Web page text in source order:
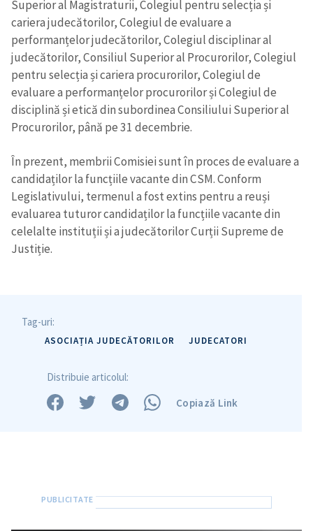
Superior al Magistraturii, Colegiul pentru selecția și
cariera judecătorilor, Colegiul de evaluare a
performanțelor judecătorilor, Colegiul disciplinar al
judecătorilor, Consiliul Superior al Procurorilor, Colegiul
pentru selecția și cariera procurorilor, Colegiul de
evaluare a performanțelor procurorilor și Colegiul de
disciplină și etică din subordinea Consiliului Superior al
Procurorilor, până pe 31 decembrie.
În prezent, membrii Comisiei sunt în proces de evaluare a
candidaților la funcțiile vacante din CSM. Conform
Legislativului, termenul a fost extins pentru a reuși
evaluarea tuturor candidaților la funcțiile vacante din
celelalte instituții și a judecătorilor Curții Supreme de
Justiție.
Tag-uri:
ASOCIAȚIA JUDECĂTORILOR JUDECATORI
Distribuie articolul:
Copiază Link